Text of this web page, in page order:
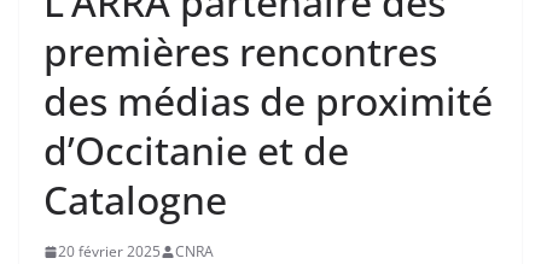
premières rencontres
des médias de proximité
d’Occitanie et de
Catalogne
20 février 2025 CNRA